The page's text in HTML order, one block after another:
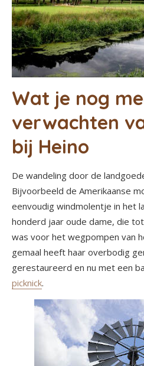
Wat je nog
verwachten
bij Heino
De wandeling door de
Bijvoorbeeld de Amerikaanse
eenvoudig windmolentje in het
honderd jaar oude dame, die
was voor het wegpompen van
gemaal heeft haar overbodig
gerestaureerd en nu met een
picknick.